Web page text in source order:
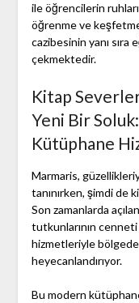
ile öğrencilerin
öğrenme ve
cazibesinin yanı sıra
çekmektedir.
Kitap
Yeni Bir
Kütüphane
Marmaris,
tanınırken, şimdi de
Son zamanlarda
tutkunlarının
hizmetleriyle
heyecanlandırıyor.
Bu modern